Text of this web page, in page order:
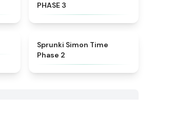
PHASE 3
Sprunki Simon Time
Phase 2